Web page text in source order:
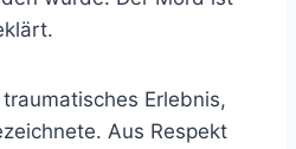
Erlebnis,
Aus Respekt